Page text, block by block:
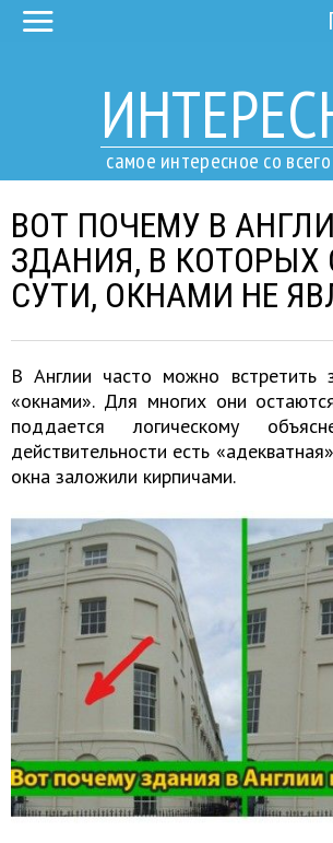
самое интересное со
ВОТ ПОЧЕМУ В
ЗДАНИЯ, В КОТОРЫХ
СУТИ, ОКНАМИ НЕ
В Англии часто можно встретить
«окнами». Для многих они
поддается логическому
действительности есть
окна заложили кирпичами.